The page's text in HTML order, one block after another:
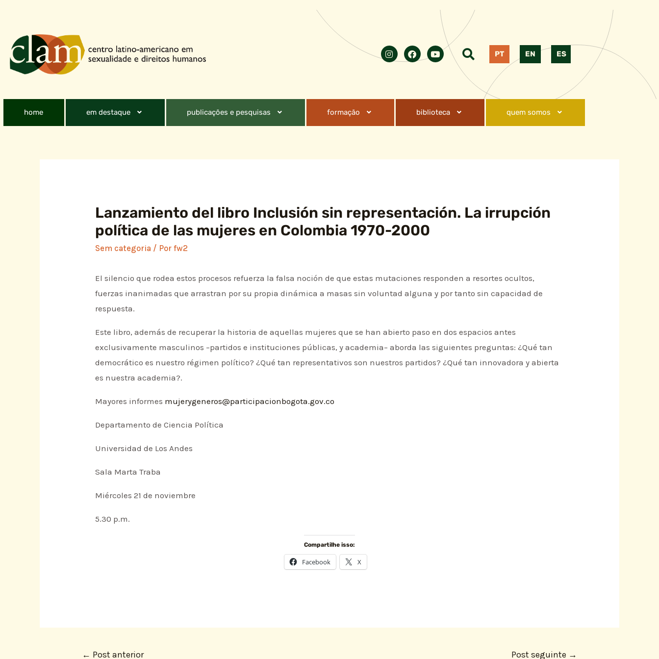
PT EN ES
home em destaque publicações e pesquisas formação biblioteca quem somos
Lanzamiento del libro Inclusión sin representación. La irrupción
política de las mujeres en Colombia 1970-2000
Sem categoria / Porfw2
El silencio que rodea estos procesos refuerza la falsa noción de que estas mutaciones responden a resortes ocultos,
fuerzas inanimadas que arrastran por su propia dinámica a masas sin voluntad alguna y por tanto sin capacidad de
respuesta.
Este libro, además de recuperar la historia de aquellas mujeres que se han abierto paso en dos espacios antes
exclusivamente masculinos –partidos e instituciones públicas, y academia– aborda las siguientes preguntas: ¿Qué tan
democrático es nuestro régimen político? ¿Qué tan representativos son nuestros partidos? ¿Qué tan innovadora y abierta
es nuestra academia?.
Mayores informes mujerygeneros@participacionbogota.gov.co
Departamento de Ciencia Política
Universidad de Los Andes
Sala Marta Traba
Miércoles 21 de noviembre
5.30 p.m.
Compartilhe isso:
Facebook X
← Post anterior Post seguinte →